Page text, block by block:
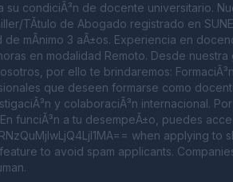
condiciÃ³n de docente universitario.
TÃ­tulo de Abogado registrado en
mÃ­nimo 3 aÃ±os. Experiencia en
en modalidad Remoto. Desde
por ello te brindaremos:
que deseen formarse como
y colaboraciÃ³n internacional.
funciÃ³n a tu desempeÃ±o, puedes
when applying
to avoid spam applicants.